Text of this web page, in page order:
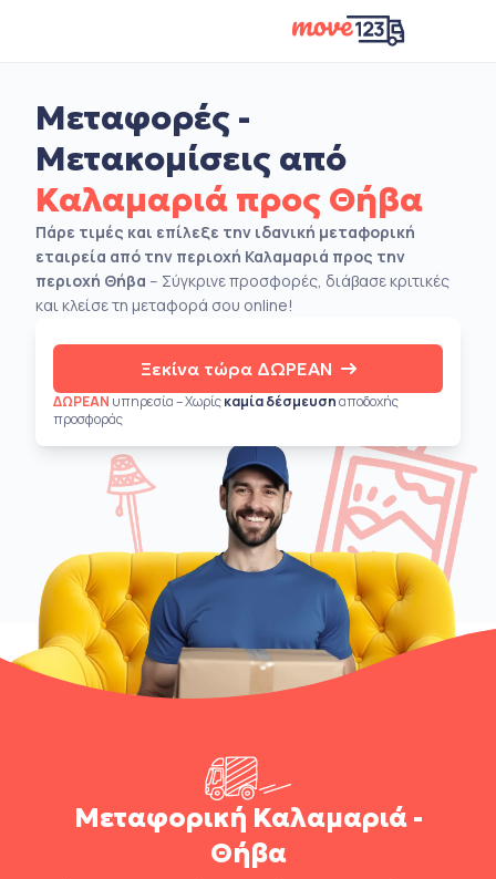
Μεταφορές -
Μετακομίσεις από
Καλαμαριά προς Θήβα
Πάρε τιμές και επίλεξε την ιδανική μεταφορική
εταιρεία από την περιοχή Καλαμαριά προς την
περιοχή Θήβα – Σύγκρινε προσφορές, διάβασε κριτικές
και κλείσε τη μεταφορά σου online!
Ξεκίνα τώρα ΔΩΡΕΑΝ
ΔΩΡΕΑΝ υπηρεσία – Χωρίςκαμία δέσμευσηαποδοχής
προσφοράς
Μεταφορική Καλαμαριά -
Θήβα